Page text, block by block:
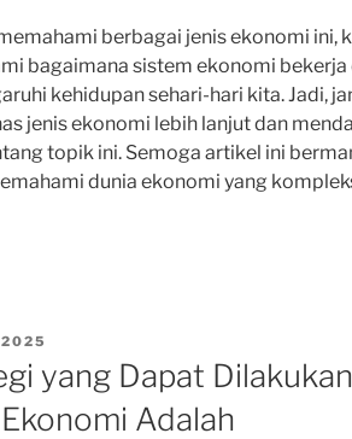
berbagai jenis ekonomi ini,
bagaimana sistem ekonomi bekerja
kehidupan sehari-hari kita. Jadi,
jenis ekonomi lebih lanjut dan
topik ini. Semoga artikel ini
dunia ekonomi yang
yang Dapat
Adalah